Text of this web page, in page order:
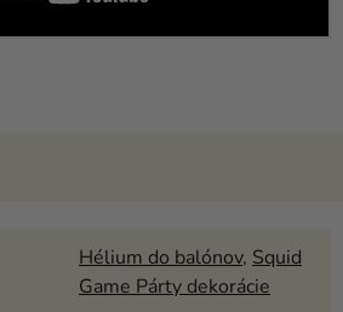
Hélium do balónov, Squid
Game Párty dekorácie